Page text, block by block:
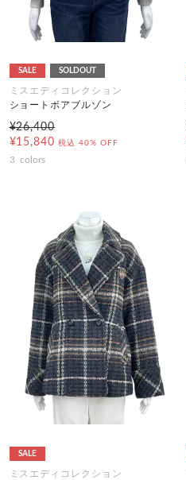
SALE SOLDOUT
ミスエディコレクション
ショートボアブルゾン
¥26,400
¥15,840 税込 40% OFF
3 colors
SALE
ミスエディコレクション